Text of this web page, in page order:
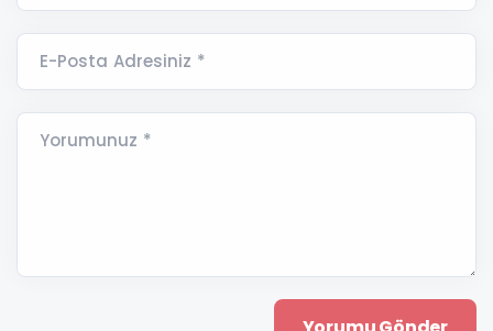
E-Posta Adresiniz *
Yorumunuz *